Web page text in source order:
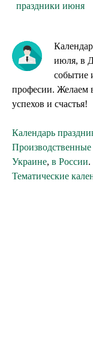
праздники июня
июля, в
событие
професии. Желаем
успехов и счастья!
Календарь
Производственные
Украине, в России.
Тематические